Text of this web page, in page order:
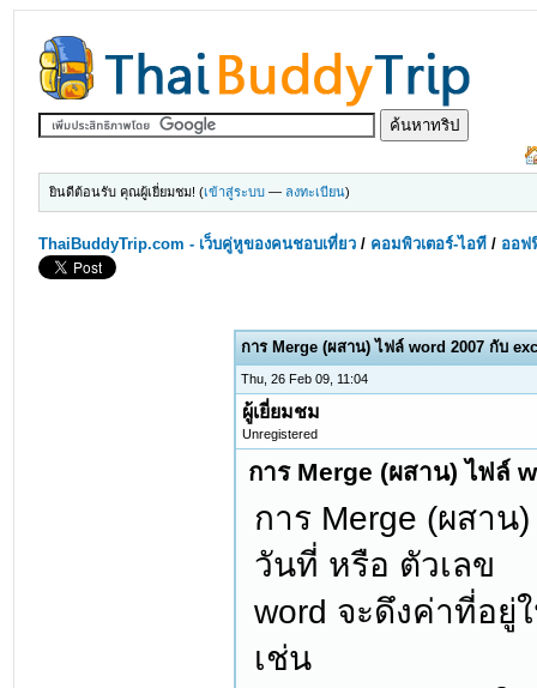
ยินดีต้อนรับ คุณผู้เยี่ยมชม! (เข้าสู่ระบบ — ลงทะเบียน)
ThaiBuddyTrip.com - เว็บคู่หูของคนชอบเที่ยว / คอมพิวเตอร์-ไอที / ออฟ
การ Merge (ผสาน) ไฟล์ word 2007 กับ
Thu, 26 Feb 09, 11:04
ผู้เยี่ยมชม
Unregistered
การ Merge (ผสาน) ไฟล์
การ Merge (ผสา
วันที่ หรือ ตัวเลข
word จะดึงค่าที่อยู่
เช่น